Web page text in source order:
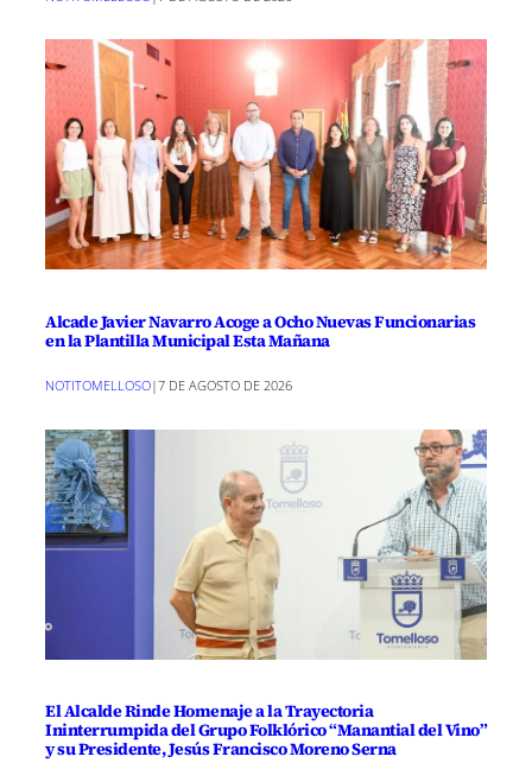
Alcade Javier Navarro Acoge a Ocho Nuevas Funcionarias
en la Plantilla Municipal Esta Mañana
NOTITOMELLOSO|7 DE AGOSTO DE 2026
El Alcalde Rinde Homenaje a la Trayectoria
Ininterrumpida del Grupo Folklórico “Manantial del Vino”
y su Presidente, Jesús Francisco Moreno Serna